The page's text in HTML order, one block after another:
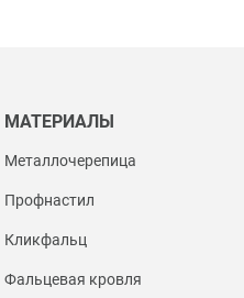
МАТЕРИАЛЫ
Металлочерепица
Профнастил
Кликфальц
Фальцевая кровля